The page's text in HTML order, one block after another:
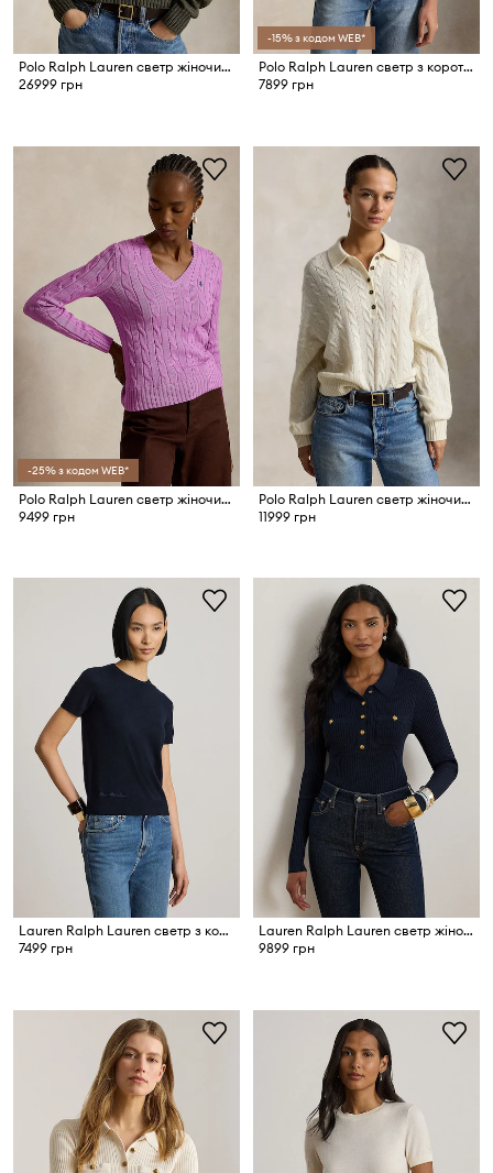
Polo Ralph Lauren светр жіночий бавовняний
26999 грн
-15% з кодом WEB*
Polo Ralph Lauren светр з короткими рукавами жіночий з бавовною
7899 грн
-25% з кодом WEB*
Polo Ralph Lauren светр жіночий бавовняний
9499 грн
Polo Ralph Lauren светр жіночий вовняний
11999 грн
Lauren Ralph Lauren светр з короткими рукавами жіночий з модалем
7499 грн
Lauren Ralph Lauren светр жіночий з віскозою
9899 грн